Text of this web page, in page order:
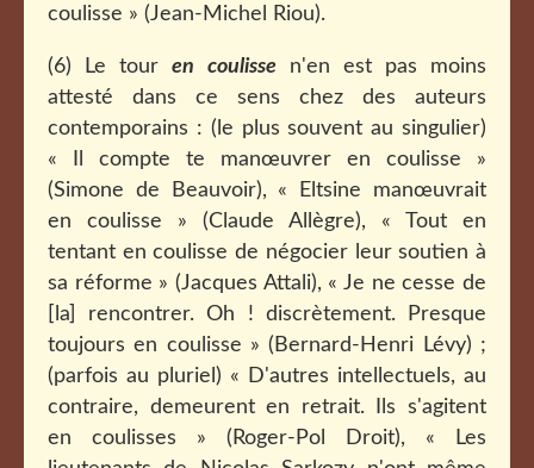
coulisse » (Jean-Michel Riou).
(6) Le touren coulissen'en est pas moins
attesté dans ce sens chez des auteurs
contemporains : (le plus souvent au singulier)
« Il compte te manœuvrer en coulisse »
(Simone de Beauvoir), «
Eltsine manœuvrait
en coulisse » (Claude Allègre), « Tout en
tentant en coulisse de négocier leur soutien à
sa réforme » (Jacques Attali), « Je ne cesse de
[la] rencontrer. Oh ! discrètement. Presque
toujours en coulisse » (Bernard-Henri Lévy) ;
(parfois au pluriel) «
D'autres intellectuels, au
contraire, demeurent en retrait. Ils s'agitent
en coulisses » (Roger-Pol Droit), « Les